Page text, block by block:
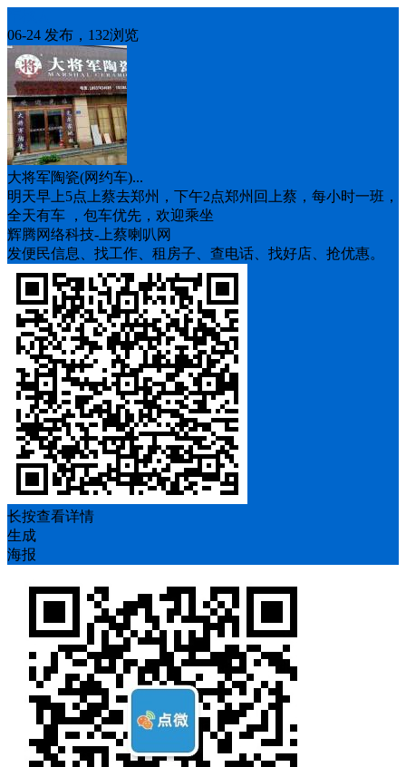
06-24 发布，132浏览
大将军陶瓷(网约车)...
明天早上5点上蔡去郑州，下午2点郑州回上蔡，每小时一班，
全天有车 ，包车优先，欢迎乘坐
辉腾网络科技-上蔡喇叭网
发便民信息、找工作、租房子、查电话、找好店、抢优惠。
长按查看详情
生成
海报